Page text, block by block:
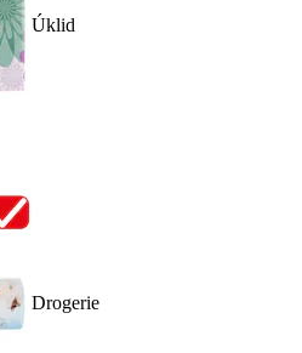
Úklid
Drogerie